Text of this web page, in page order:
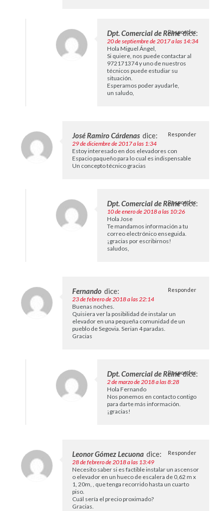
Dpt. Comercial de Reine dice:
20 de septiembre de 2017 a las 14:34
Hola Miguel Ángel,
Si quiere, nos puede contactar al
972171374 y uno de nuestros
técnicos puede estudiar su
situación.
Esperamos poder ayudarle,
un saludo,
Responder
José Ramiro Cárdenas dice:
29 de diciembre de 2017 a las 1:34
Estoy interesado en dos elevadores con
Espacio paqueño para lo cual es indispensable
Un concepto técnico gracias
Responder
Dpt. Comercial de Reine dice:
10 de enero de 2018 a las 10:26
Hola Jose
Te mandamos información a tu
correo electrónico enseguida.
¡gracias por escribirnos!
saludos,
Responder
Fernando dice:
23 de febrero de 2018 a las 22:14
Buenas noches.
Quisiera ver la posibilidad de instalar un
elevador en una pequeña comunidad de un
pueblo de Segovia. Serian 4 paradas.
Gracias
Responder
Dpt. Comercial de Reine dice:
2 de marzo de 2018 a las 8:28
Hola Fernando
Nos ponemos en contacto contigo
para darte más información.
¡gracias!
Responder
Leonor Gómez Lecuona dice:
28 de febrero de 2018 a las 13:49
Necesito saber si es factible instalar un ascensor
o elevador en un hueco de escalera de 0,62 m x
1, 20m, , que tenga recorrido hasta un cuarto
piso.
Cuál sería el precio proximado?
Gracias.
Responder